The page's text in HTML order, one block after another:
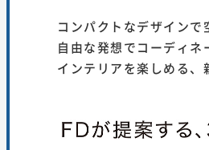
コンパクトなデザインで
自由な発想でコーディ
インテリアを楽しめる、